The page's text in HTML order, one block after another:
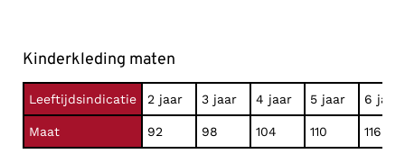
Kinderkleding maten
Leeftijdsindicatie 2 jaar 3 jaar 4 jaar 5 jaar 6 jaar
Maat 92 98 104 110 116